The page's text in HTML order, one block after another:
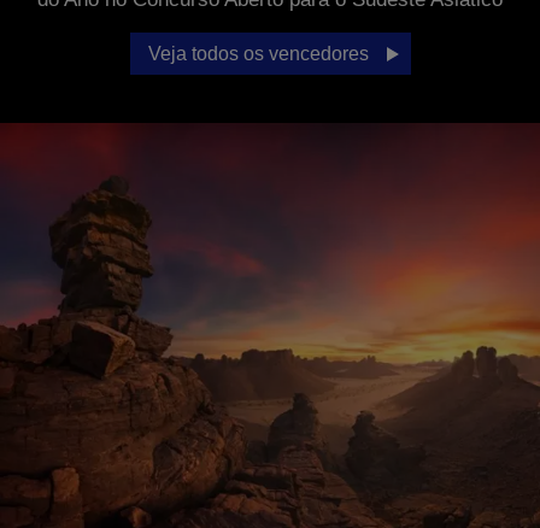
Veja todos os vencedores